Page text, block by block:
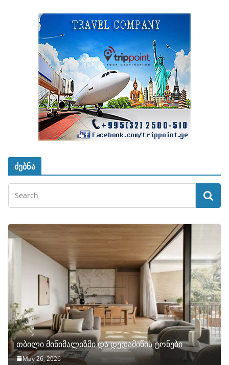
ძებნა
თბილი მინიმალიზმი და დედამიწის ტონები
May 26, 2026